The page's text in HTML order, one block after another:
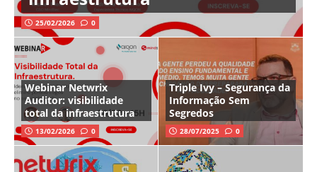
25/02/2026 0
Webinar Netwrix
Auditor: visibilidade
total da infraestrutura
13/02/2026 0
Triple Ivy – Segurança da
Informação Sem
Segredos
28/07/2025 0